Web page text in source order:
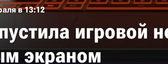
в 13:12
игровой
экраном